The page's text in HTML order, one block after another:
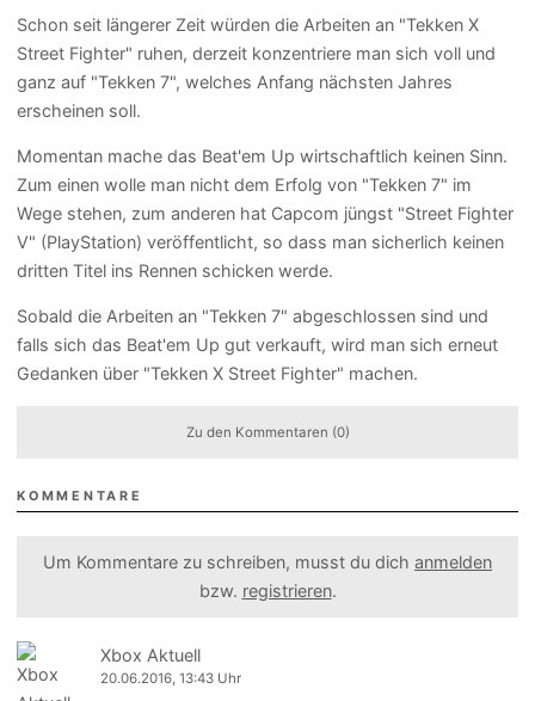
Schon seit längerer Zeit würden die Arbeiten an "Tekken X
Street Fighter" ruhen, derzeit konzentriere man sich voll und
ganz auf "Tekken 7", welches Anfang nächsten Jahres
erscheinen soll.
Momentan mache das Beat'em Up wirtschaftlich keinen Sinn.
Zum einen wolle man nicht dem Erfolg von "Tekken 7" im
Wege stehen, zum anderen hat Capcom jüngst "Street Fighter
V" (PlayStation) veröffentlicht, so dass man sicherlich keinen
dritten Titel ins Rennen schicken werde.
Sobald die Arbeiten an "Tekken 7" abgeschlossen sind und
falls sich das Beat'em Up gut verkauft, wird man sich erneut
Gedanken über "Tekken X Street Fighter" machen.
Zu den Kommentaren (0)
KOMMENTARE
Um Kommentare zu schreiben, musst du dich anmelden
bzw. registrieren.
Xbox Aktuell
20.06.2016, 13:43 Uhr